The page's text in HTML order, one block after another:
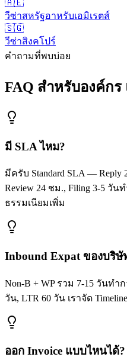
🇦🇪
วีซ่าสหรัฐอาหรับเอมิเรตส์
🇸🇬
วีซ่าสิงคโปร์
คำถามที่พบบ่อย
FAQ สำหรับองค์กร
มี SLA ไหม?
มีครับ Standard SLA — Reply
Review 24 ชม., Filing 3-5 วัน
ธรรมเนียมเพิ่ม
Inbound Expat ของบริ
Non-B + WP รวม 7-15 วันทำ
วัน, LTR 60 วัน เราจัด
ออก Invoice แบบไหนได้?